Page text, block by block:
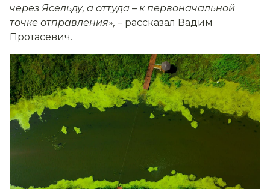
через Ясельду, а оттуда – к первоначальной
точке отправления», – рассказал Вадим
Протасевич.